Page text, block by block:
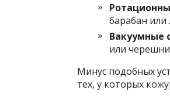
барабан
Вакуумные
или
Минус подобных
тех, у которых